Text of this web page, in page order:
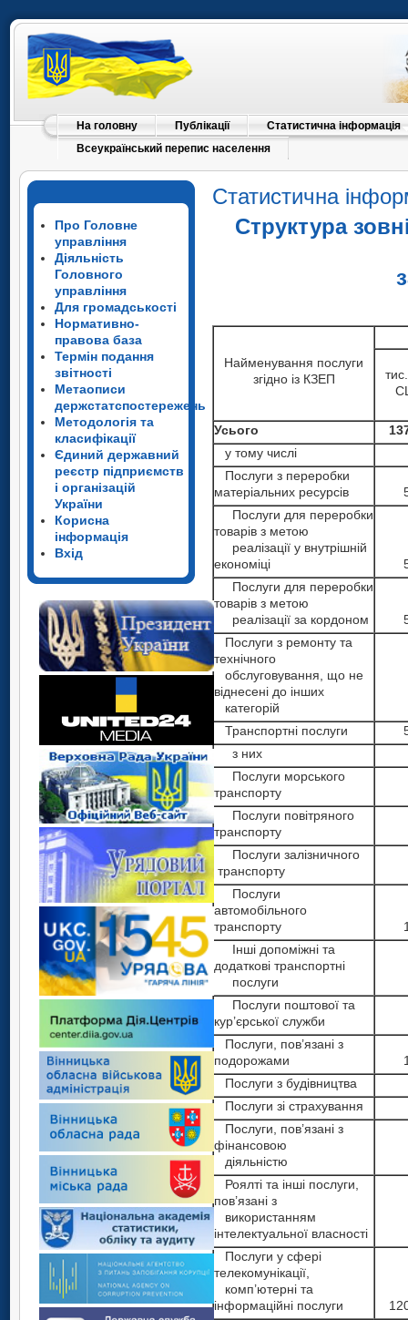
На головну Публікації
Статистична інформація
Всеукраїнський перепис населення
Про Головне
управління
Діяльність
Головного
управління
Для громадськості
Нормативно-
правова база
Термін подання
звітності
Метаописи
держстатспостережень
Методологія та
класифікації
Єдиний державний
реєстр підприємств
і організацій
України
Корисна
інформація
Вхід
Статистична
Структура
Найменування послуги
згідно із КЗЕП
Усього
у тому числі
Послуги з переробки
матеріальних ресурсів
Послуги для переробки
товарів з метою
реалізації у внутрішній
економіці
Послуги для переробки
товарів з метою
реалізації за кордоном
Послуги з ремонту та
технічного
обслуговування, що не
віднесені до інших
категорій
Транспортні послуги
з них
Послуги морського
транспорту
Послуги повітряного
транспорту
Послуги залізничного
транспорту
Послуги
автомобільного
транспорту
Інші допоміжні та
додаткові транспортні
послуги
Послуги поштової та
кур’єрської служби
Послуги, пов’язані з
подорожами
Послуги з будівництва
Послуги зі страхування
Послуги, пов’язані з
фінансовою
діяльністю
Роялті та інші послуги,
пов’язані з
використанням
інтелектуальної власності
Послуги у сфері
телекомунікації,
комп’ютерні та
інформаційні послуги